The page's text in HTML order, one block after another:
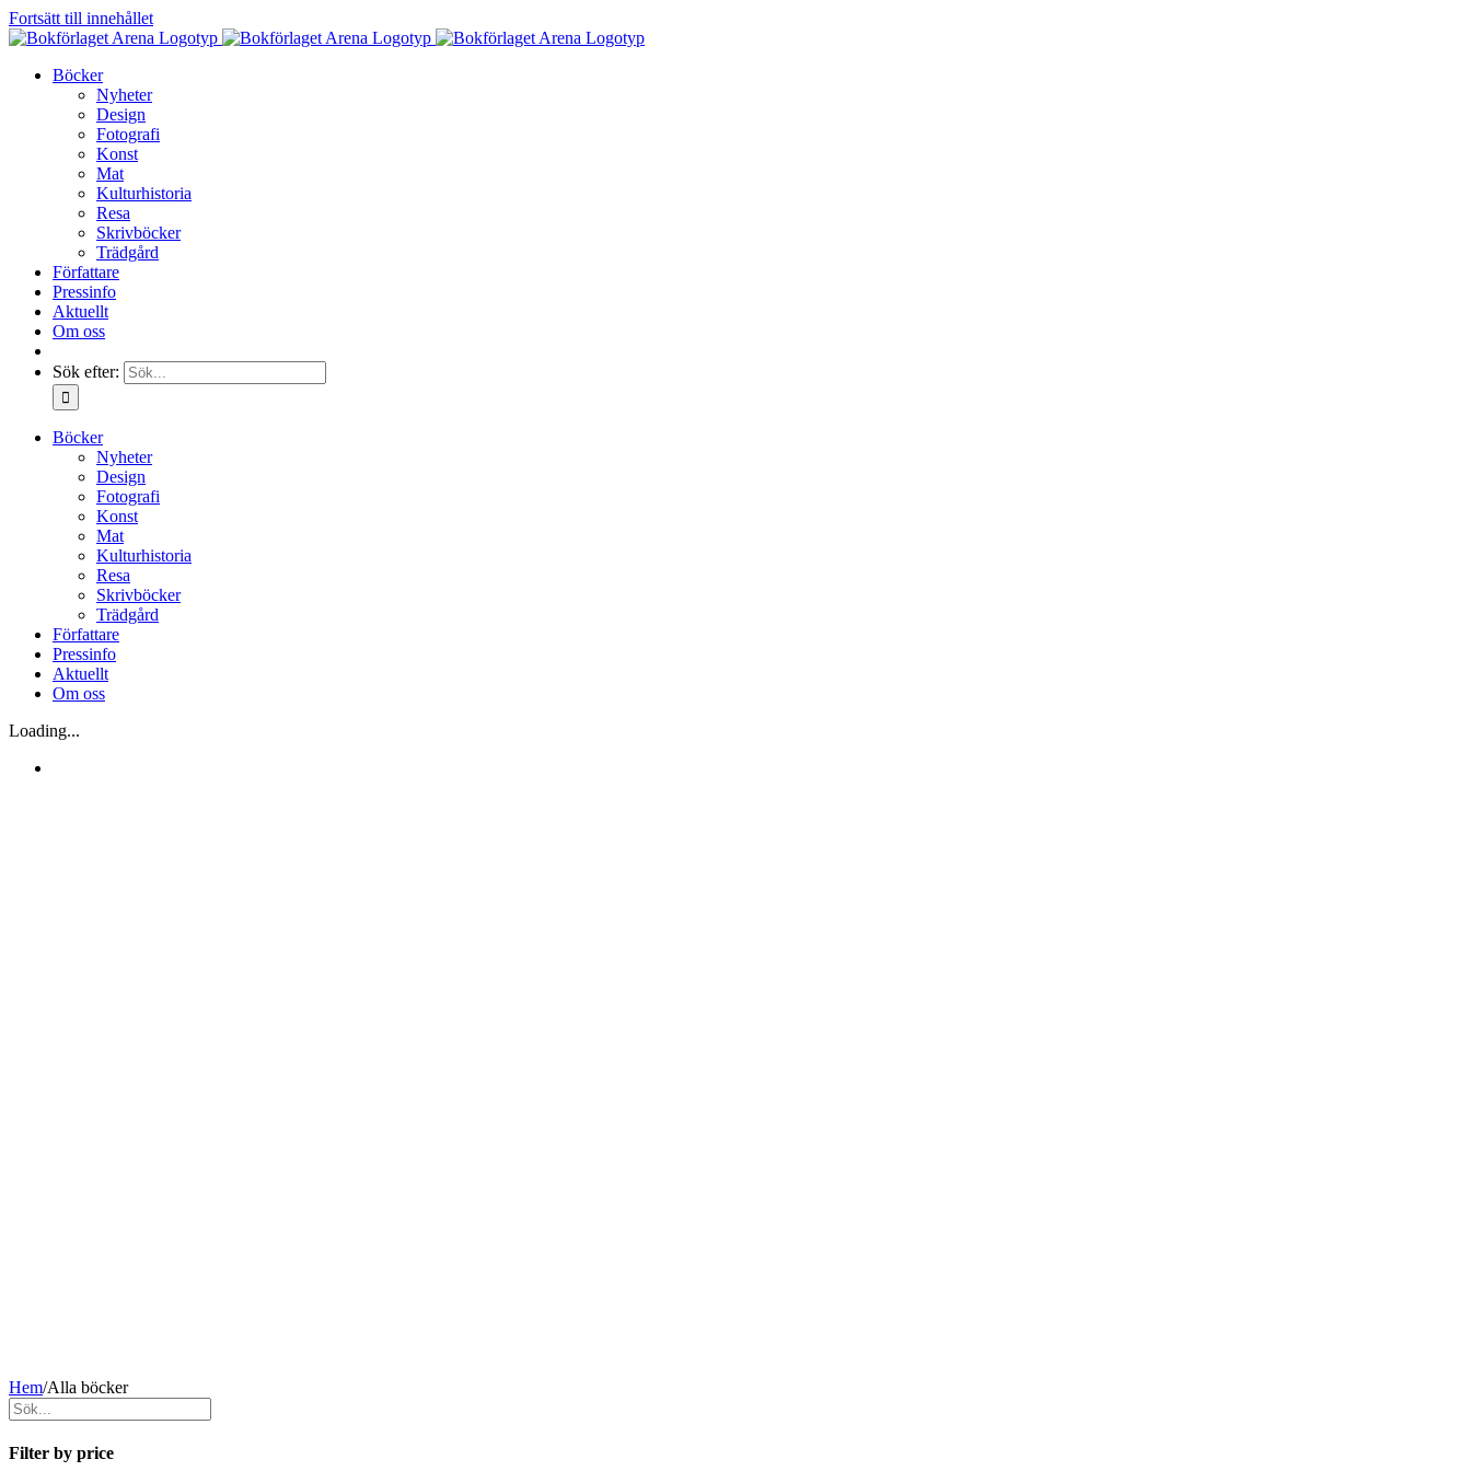
Fortsätt till innehållet
Böcker
Nyheter
Design
Fotografi
Konst
Mat
Kulturhistoria
Resa
Skrivböcker
Trädgård
Författare
Pressinfo
Aktuellt
Om oss
Sök efter:
Böcker
Nyheter
Design
Fotografi
Konst
Mat
Kulturhistoria
Resa
Skrivböcker
Trädgård
Författare
Pressinfo
Aktuellt
Om oss
Loading...
Hem/Alla böcker
Filter by price